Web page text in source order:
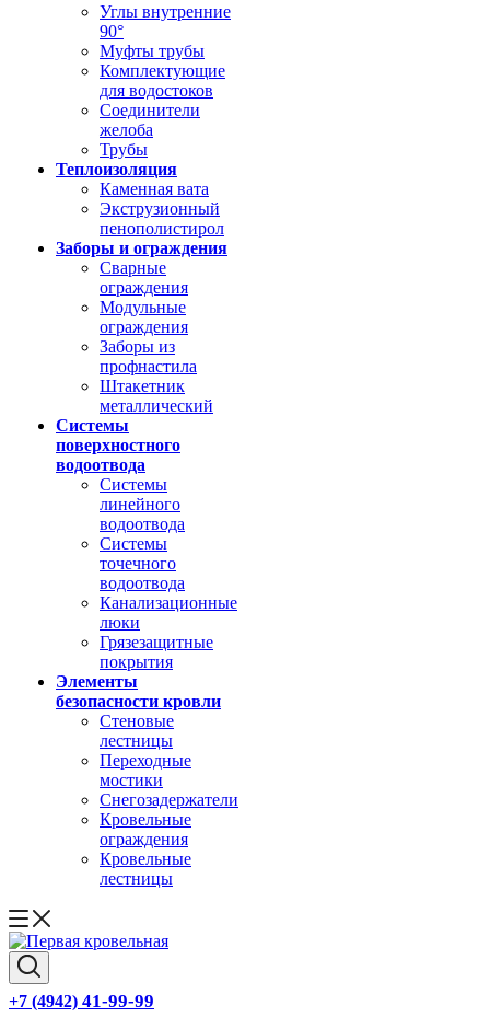
Углы внутренние
90°
Муфты трубы
Комплектующие
для водостоков
Соединители
желоба
Трубы
Теплоизоляция
Каменная вата
Экструзионный
пенополистирол
Заборы и ограждения
Сварные
ограждения
Модульные
ограждения
Заборы из
профнастила
Штакетник
металлический
Системы
поверхностного
водоотвода
Системы
линейного
водоотвода
Системы
точечного
водоотвода
Канализационные
люки
Грязезащитные
покрытия
Элементы
безопасности кровли
Стеновые
лестницы
Переходные
мостики
Снегозадержатели
Кровельные
ограждения
Кровельные
лестницы
+7 (4942) 41-99-99